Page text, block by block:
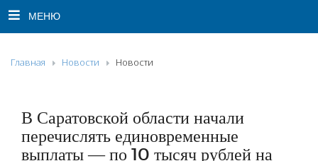
МЕНЮ
НОВОСТИ
К СВЕДЕНИЮ
КОНКУРСЫ
ФОТОРЕПОРТАЖИ
Главная Новости Новости
В Саратовской области начали
перечислять единовременные
выплаты — по 10 тысяч рублей на